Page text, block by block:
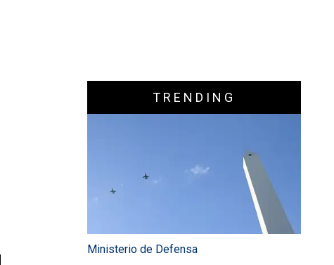
TRENDING
Ministerio de Defensa